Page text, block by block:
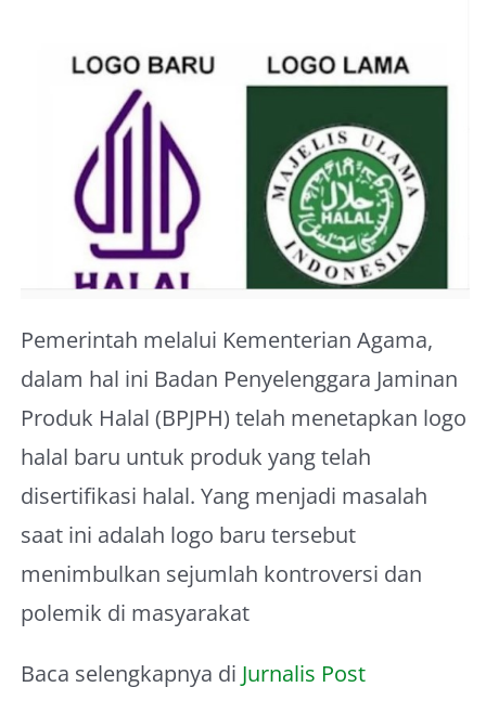
Pemerintah melalui Kementerian Agama,
dalam hal ini Badan Penyelenggara Jaminan
Produk Halal (BPJPH) telah menetapkan logo
halal baru untuk produk yang telah
disertifikasi halal. Yang menjadi masalah
saat ini adalah logo baru tersebut
menimbulkan sejumlah kontroversi dan
polemik di masyarakat
Baca selengkapnya di Jurnalis Post